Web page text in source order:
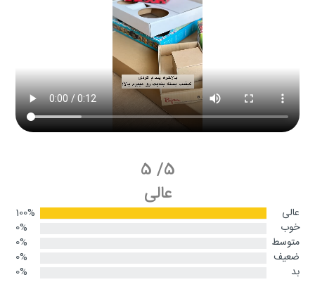
5
/
5
عالی
عالی
100%
خوب
0%
متوسط
0%
ضعیف
0%
بد
0%